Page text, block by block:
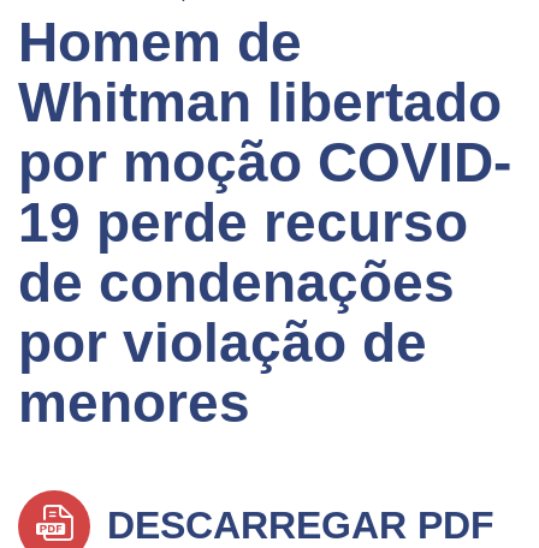
Homem de
Whitman libertado
por moção COVID-
19 perde recurso
de condenações
por violação de
menores
DESCARREGAR PDF